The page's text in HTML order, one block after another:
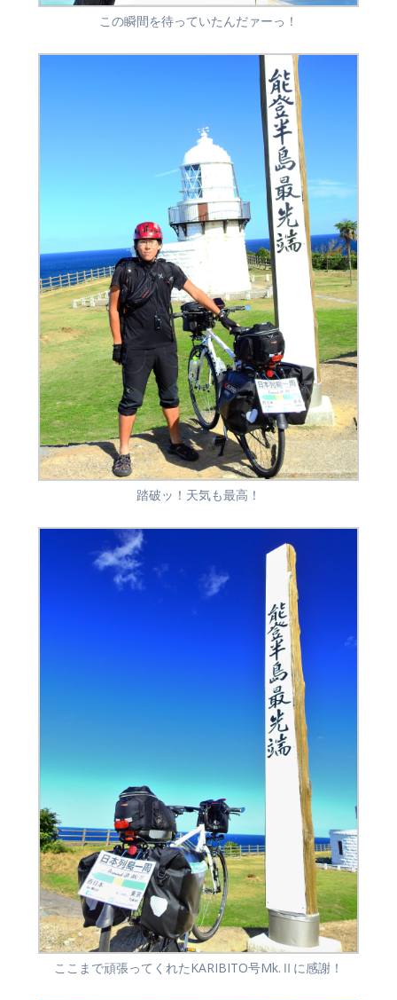
この瞬間を待っていたんだァーっ！
踏破ッ！天気も最高！
ここまで頑張ってくれたKARIBITO号Mk.Ⅱに感謝！